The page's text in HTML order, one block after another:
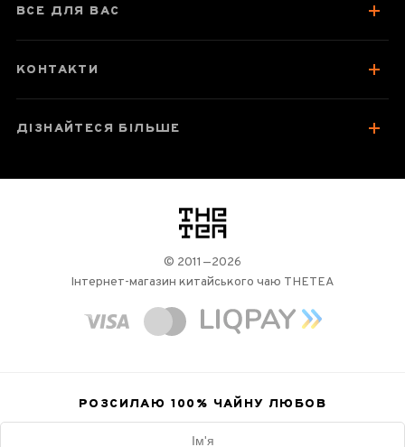
ВСЕ ДЛЯ ВАС
КОНТАКТИ
ДІЗНАЙТЕСЯ БІЛЬШЕ
логотип
© 2011—2026
Інтернет-магазин китайського чаю THETEA
РОЗСИЛАЮ 100% ЧАЙНУ ЛЮБОВ